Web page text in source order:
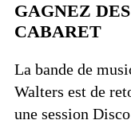
GAGNEZ
CABARET
La bande de
Walters est de
une session